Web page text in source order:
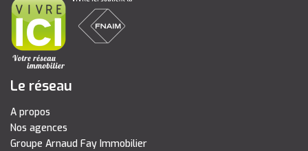
Le réseau
A propos
Nos agences
Groupe Arnaud Fay Immobilier